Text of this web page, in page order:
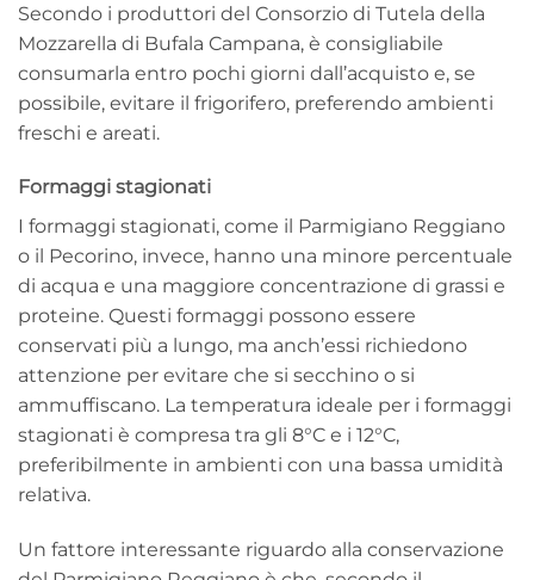
Secondo i produttori del Consorzio di Tutela della
Mozzarella di Bufala Campana, è consigliabile
consumarla entro pochi giorni dall’acquisto e, se
possibile, evitare il frigorifero, preferendo ambienti
freschi e areati.
Formaggi stagionati
I formaggi stagionati, come il Parmigiano Reggiano
o il Pecorino, invece, hanno una minore percentuale
di acqua e una maggiore concentrazione di grassi e
proteine. Questi formaggi possono essere
conservati più a lungo, ma anch’essi richiedono
attenzione per evitare che si secchino o si
ammuffiscano. La temperatura ideale per i formaggi
stagionati è compresa tra gli 8°C e i 12°C,
preferibilmente in ambienti con una bassa umidità
relativa.
Un fattore interessante riguardo alla conservazione